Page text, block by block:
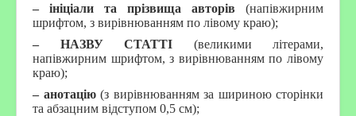
– ініціали та прізвища авторів (напівжирним
шрифтом, з вирівнюванням по лівому краю);
– НАЗВУ СТАТТІ (великими літерами,
напівжирним шрифтом, з вирівнюванням по лівому
краю);
– анотацію(з вирівнюванням за шириною сторінки
та абзацним відступом 0,5 см);